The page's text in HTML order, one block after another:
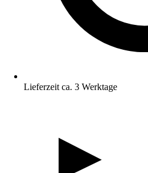
Lieferzeit ca. 3 Werktage